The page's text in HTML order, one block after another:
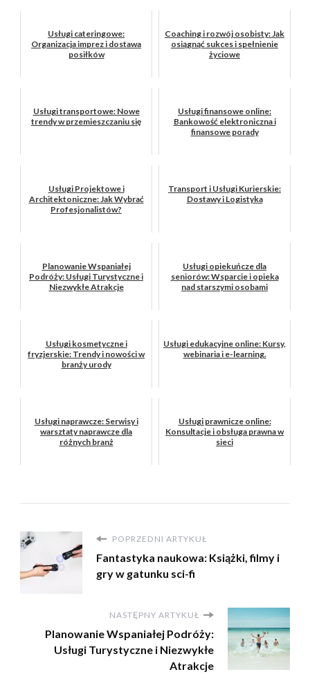
Usługi cateringowe:
Organizacja imprez i dostawa
posiłków
Coaching i rozwój osobisty: Jak
osiągnąć sukces i spełnienie
życiowe
Usługi transportowe: Nowe
trendy w przemieszczaniu się
Usługi finansowe online:
Bankowość elektroniczna i
finansowe porady
Usługi Projektowe i
Architektoniczne: Jak Wybrać
Profesjonalistów?
Transport i Usługi Kurierskie:
Dostawy i Logistyka
Planowanie Wspaniałej
Podróży: Usługi Turystyczne i
Niezwykłe Atrakcje
Usługi opiekuńcze dla
seniorów: Wsparcie i opieka
nad starszymi osobami
Usługi kosmetyczne i
fryzjerskie: Trendy i nowości w
branży urody
Usługi edukacyjne online: Kursy,
webinaria i e-learning.
Usługi naprawcze: Serwisy i
warsztaty naprawcze dla
różnych branż
Usługi prawnicze online:
Konsultacje i obsługa prawna w
sieci
POPRZEDNI ARTYKUŁ
Fantastyka naukowa: Książki, filmy i
gry w gatunku sci-fi
NASTĘPNY ARTYKUŁ
Planowanie Wspaniałej Podróży:
Usługi Turystyczne i Niezwykłe
Atrakcje